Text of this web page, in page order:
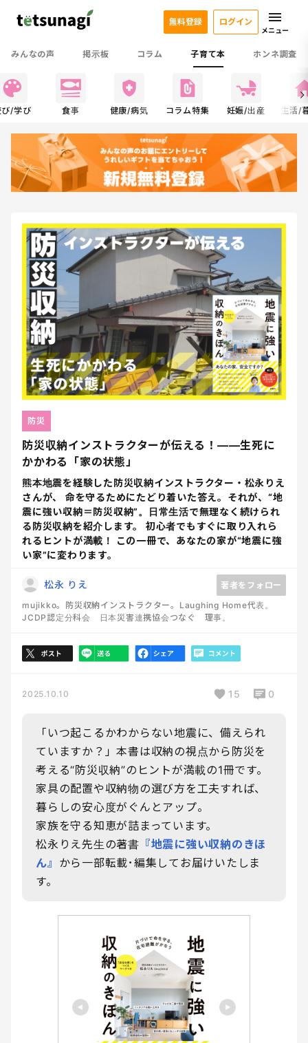
みんなの声 掲示板 コラム 子育て本 ホンネ調査
無料登録 ログイン
メニュー
び/学び 食事 健康/病気 コラム特集 妊娠/出産 生活/
防災収納インストラクターが伝える！――生死に
かかわる「家の状態」
熊本地震を経験した防災収納インストラクター・松永りえ
さんが、 命を守るためにたどり着いた答え。それが、“地
震に強い収納＝防災収納”。日常生活で無理なく続けられ
る防災収納を紹介します。 初心者でもすぐに取り入れら
れるヒントが満載！ この一冊で、あなたの家が“地震に強
い家”に変わります。
防災
松永 りえ
著者をフォロー
mujikko。防災収納インストラクター。Laughing Home代表。
JCDP認定分科会 日本災害連携協会つなぐ 理事。
2025.10.10 15 0
「いつ起こるかわからない地震に、備えられ
ていますか？」本書は収納の視点から防災を
考える“防災収納”のヒントが満載の1冊です。
家具の配置や収納物の選び方を工夫すれば、
暮らしの安心度がぐんとアップ。
家族を守る知恵が詰まっています。
松永りえ先生の著書 『地震に強い収納のきほ
ん』 から一部転載･編集してお届けいたしま
す。